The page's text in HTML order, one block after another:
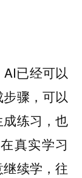
已经可以
骤，可以
练习，也
真实学习
续学，往